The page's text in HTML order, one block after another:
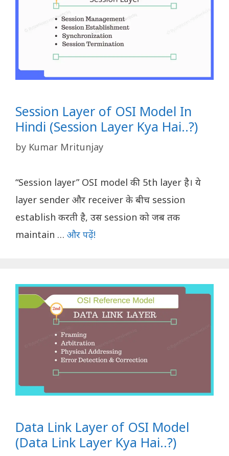
Session Layer of OSI Model In
Hindi (Session Layer Kya Hai..?)
by Kumar Mritunjay
“Session layer” OSI model की 5th layer है। ये
layer sender और receiver के बीच session
establish करती है, उस session को जब तक
maintain … और पढ़ें!
Data Link Layer of OSI Model
(Data Link Layer Kya Hai..?)